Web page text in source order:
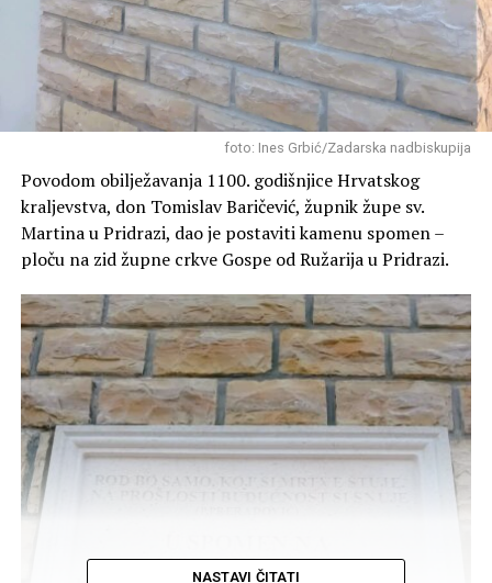
foto: Ines Grbić/Zadarska nadbiskupija
Povodom obilježavanja 1100. godišnjice Hrvatskog
kraljevstva, don Tomislav Baričević, župnik župe sv.
Martina u Pridrazi, dao je postaviti kamenu spomen –
ploču na zid župne crkve Gospe od Ružarija u Pridrazi.
NASTAVI ČITATI